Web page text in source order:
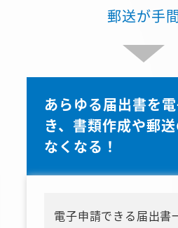
郵送が手間
あらゆる届出書を
き、書類作成や郵
なくなる！
電子申請できる届出書